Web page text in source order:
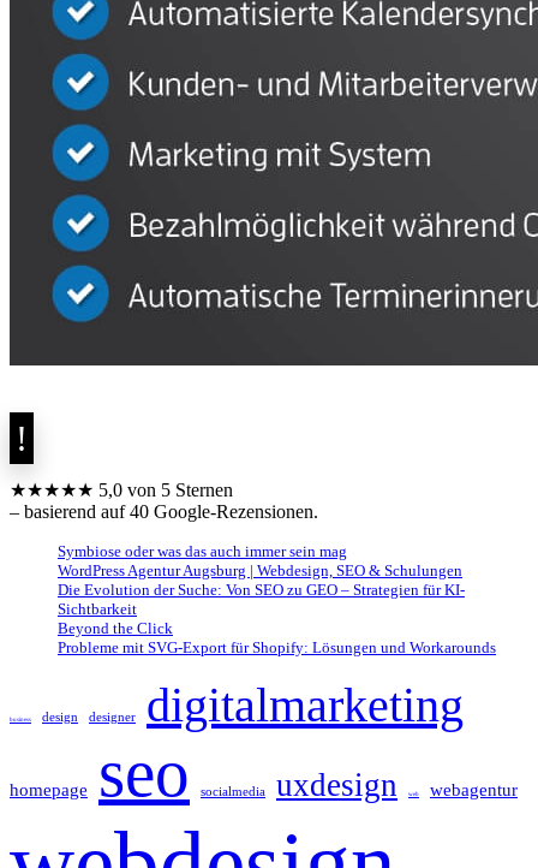
★★★★★ 5,0 von 5 Sternen
– basierend auf 40 Google-Rezensionen.
Symbiose oder was das auch immer sein mag
WordPress Agentur Augsburg | Webdesign, SEO & Schulungen
Die Evolution der Suche: Von SEO zu GEO – Strategien für KI-
Sichtbarkeit
Beyond the Click
Probleme mit SVG-Export für Shopify: Lösungen und Workarounds
business design designer digitalmarketing
homepage seo socialmedia uxdesign web webagentur